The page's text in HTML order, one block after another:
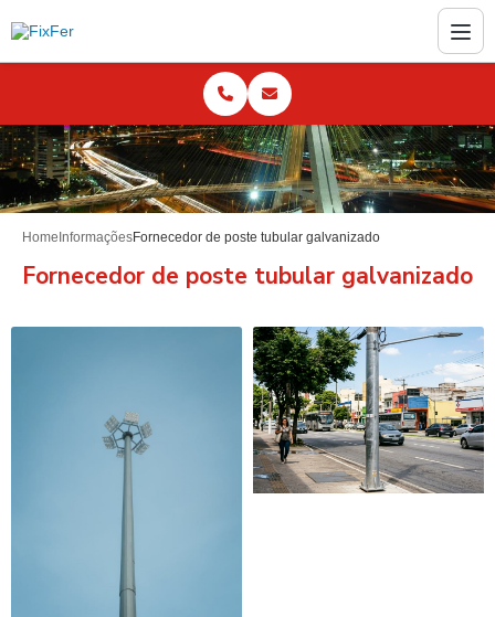
Home InformaçõesFornecedor de poste tubular galvanizado
Fornecedor de poste tubular galvanizado